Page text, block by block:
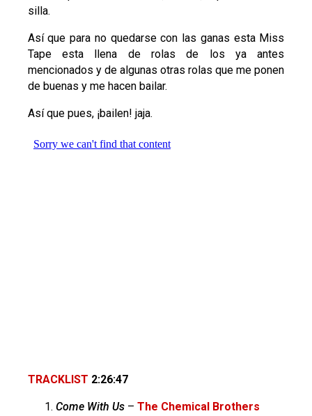
silla.
Así que para no quedarse con las ganas esta Miss
Tape esta llena de rolas de los ya antes
mencionados y de algunas otras rolas que me ponen
de buenas y me hacen bailar.
Así que pues, ¡bailen! jaja.
TRACKLIST 2:26:47
Come With Us– The Chemical Brothers